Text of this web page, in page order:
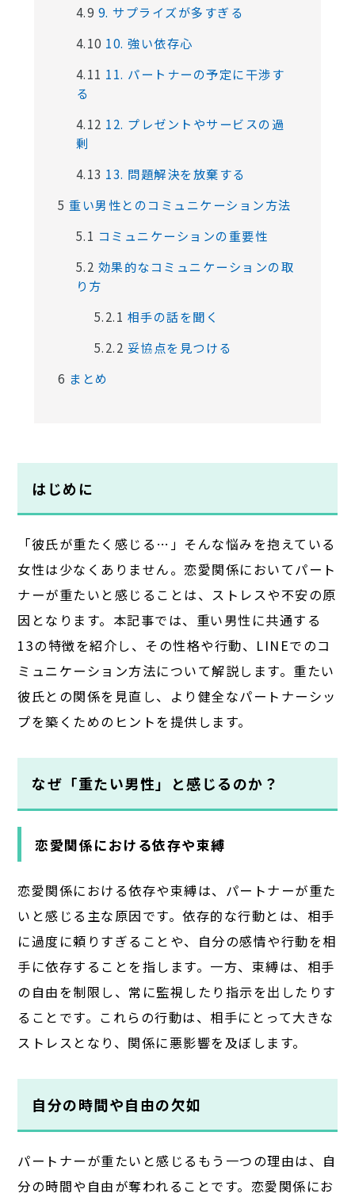
4.9 9. サプライズが多すぎる
4.10 10. 強い依存心
4.11 11. パートナーの予定に干渉す
る
4.12 12. プレゼントやサービスの過
剰
4.13 13. 問題解決を放棄する
5 重い男性とのコミュニケーション方法
5.1 コミュニケーションの重要性
5.2 効果的なコミュニケーションの取
り方
5.2.1 相手の話を聞く
5.2.2 妥協点を見つける
6 まとめ
はじめに
「彼氏が重たく感じる…」そんな悩みを抱えている
女性は少なくありません。恋愛関係においてパート
ナーが重たいと感じることは、ストレスや不安の原
因となります。本記事では、重い男性に共通する
13の特徴を紹介し、その性格や行動、LINEでのコ
ミュニケーション方法について解説します。重たい
彼氏との関係を見直し、より健全なパートナーシッ
プを築くためのヒントを提供します。
なぜ「重たい男性」と感じるのか？
恋愛関係における依存や束縛
恋愛関係における依存や束縛は、パートナーが重た
いと感じる主な原因です。依存的な行動とは、相手
に過度に頼りすぎることや、自分の感情や行動を相
手に依存することを指します。一方、束縛は、相手
の自由を制限し、常に監視したり指示を出したりす
ることです。これらの行動は、相手にとって大きな
ストレスとなり、関係に悪影響を及ぼします。
自分の時間や自由の欠如
パートナーが重たいと感じるもう一つの理由は、自
分の時間や自由が奪われることです。恋愛関係にお